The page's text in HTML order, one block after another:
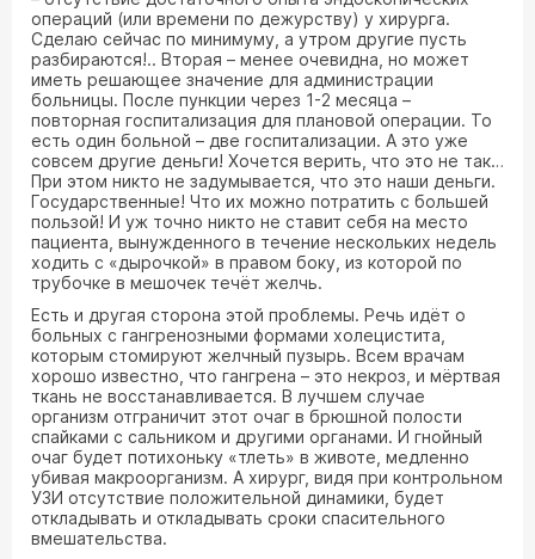
операций (или времени по дежурству) у хирурга.
Сделаю сейчас по минимуму, а утром другие пусть
разбираются!.. Вторая – менее очевидна, но может
иметь решающее значение для администрации
больницы. После пункции через 1-2 месяца –
повторная госпитализация для плановой операции. То
есть один больной – две госпитализации. А это уже
совсем другие деньги! Хочется верить, что это не так…
При этом никто не задумывается, что это наши деньги.
Государственные! Что их можно потратить с большей
пользой! И уж точно никто не ставит себя на место
пациента, вынужденного в течение нескольких недель
ходить с «дырочкой» в правом боку, из которой по
трубочке в мешочек течёт желчь.
Есть и другая сторона этой проблемы. Речь идёт о
больных с гангренозными формами холецистита,
которым стомируют желчный пузырь. Всем врачам
хорошо известно, что гангрена – это некроз, и мёртвая
ткань не восстанавливается. В лучшем случае
организм отграничит этот очаг в брюшной полости
спайками с сальником и другими органами. И гнойный
очаг будет потихоньку «тлеть» в животе, медленно
убивая макроорганизм. А хирург, видя при контрольном
УЗИ отсутствие положительной динамики, будет
откладывать и откладывать сроки спасительного
вмешательства.